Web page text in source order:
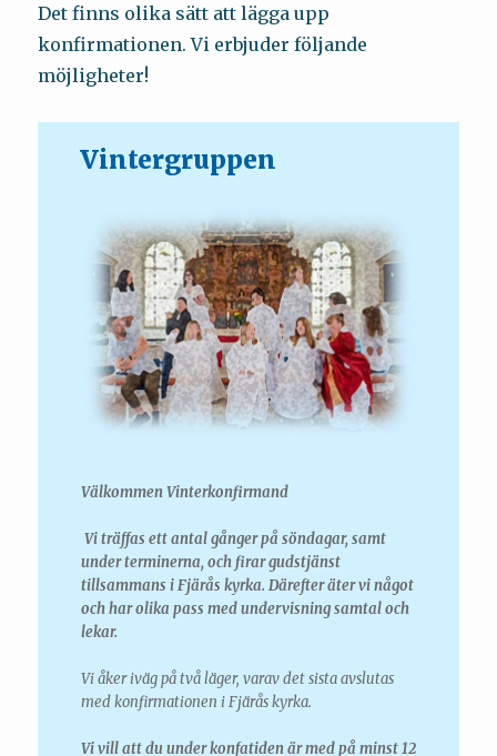
Det finns olika sätt att lägga upp
konfirmationen. Vi erbjuder följande
möjligheter!
Vintergruppen
Välkommen Vinterkonfirmand
Vi träffas ett antal gånger på söndagar, samt
under terminerna, och firar gudstjänst
tillsammans i Fjärås kyrka. Därefter äter vi något
och har olika pass med undervisning samtal och
lekar.
Vi åker iväg på två läger, varav det sista avslutas
med konfirmationen i Fjärås kyrka.
Vi vill att du under konfatiden är med på minst 12